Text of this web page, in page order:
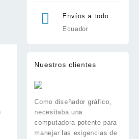
Envíos a todo
Ecuador
Nuestros clientes
Como diseñador gráfico,
necesitaba una
computadora potente para
manejar las exigencias de